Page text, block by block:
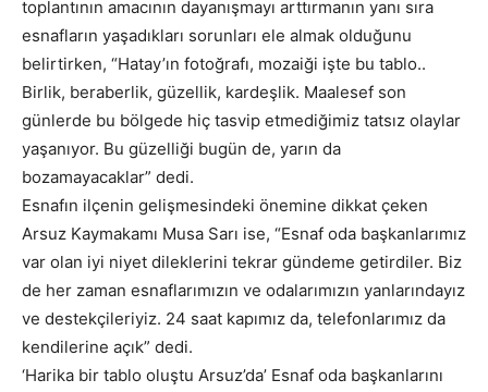
toplantının amacının dayanışmayı arttırmanın yanı sıra
esnafların yaşadıkları sorunları ele almak olduğunu
belirtirken, “Hatay’ın fotoğrafı, mozaiği işte bu tablo..
Birlik, beraberlik, güzellik, kardeşlik. Maalesef son
günlerde bu bölgede hiç tasvip etmediğimiz tatsız olaylar
yaşanıyor. Bu güzelliği bugün de, yarın da
bozamayacaklar” dedi.
Esnafın ilçenin gelişmesindeki önemine dikkat çeken
Arsuz Kaymakamı Musa Sarı ise, “Esnaf oda başkanlarımız
var olan iyi niyet dileklerini tekrar gündeme getirdiler. Biz
de her zaman esnaflarımızın ve odalarımızın yanlarındayız
ve destekçileriyiz. 24 saat kapımız da, telefonlarımız da
kendilerine açık” dedi.
‘Harika bir tablo oluştu Arsuz’da’ Esnaf oda başkanlarını